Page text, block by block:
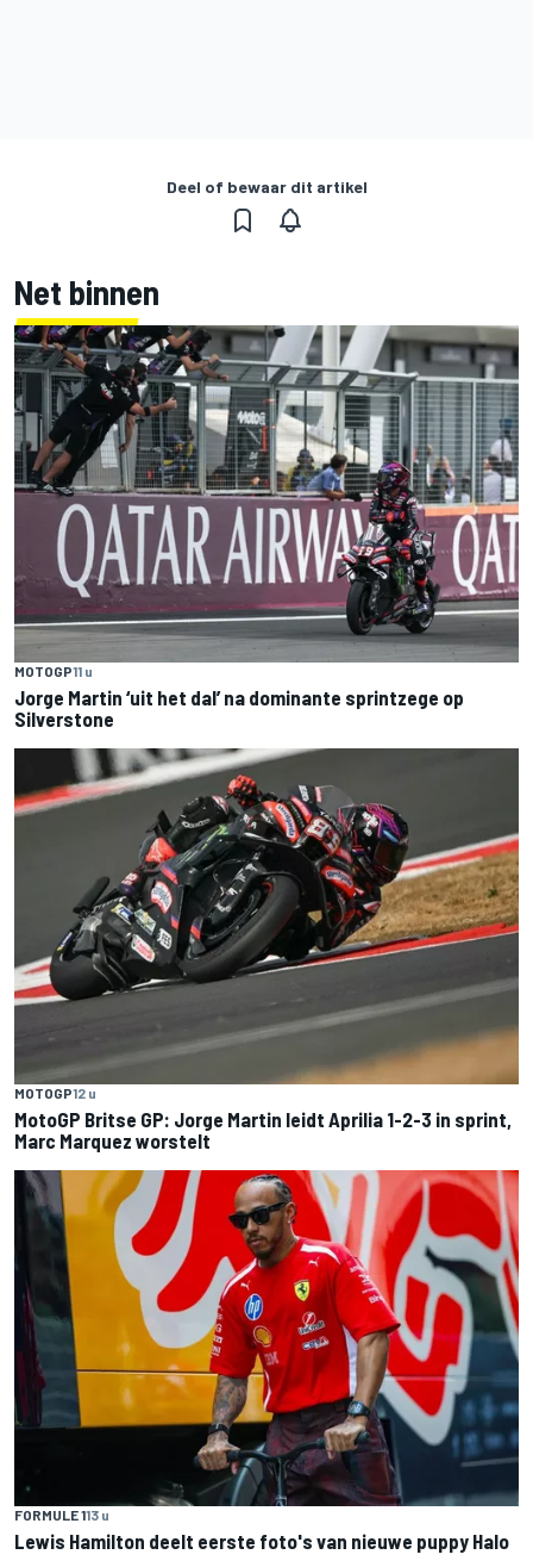
Deel of bewaar dit artikel
Net binnen
MOTOGP11 u
Jorge Martin ‘uit het dal’ na dominante sprintzege op
Silverstone
MOTOGP12 u
MotoGP Britse GP: Jorge Martin leidt Aprilia 1-2-3 in sprint,
Marc Marquez worstelt
FORMULE 113 u
Lewis Hamilton deelt eerste foto's van nieuwe puppy Halo